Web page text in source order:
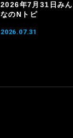
2026年7月31日みん
なのNトピ
2026.07.31